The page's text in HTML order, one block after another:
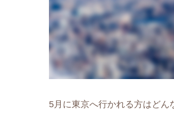
5月に東京へ行かれる方はどん